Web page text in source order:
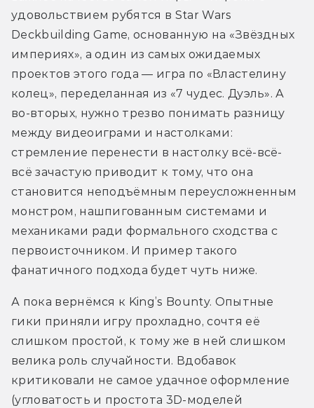
удовольствием рубятся в Star Wars
Deckbuilding Game, основанную на «Звёздных
империях», а один из самых ожидаемых
проектов этого года — игра по «Властелину
колец», переделанная из «7 чудес. Дуэль». А
во-вторых, нужно трезво понимать разницу
между видеоиграми и настолками:
стремление перенести в настолку всё-всё-
всё зачастую приводит к тому, что она
становится неподъёмным переусложненным
монстром, нашпигованным системами и
механиками ради формального сходства с
первоисточником. И пример такого
фанатичного подхода будет чуть ниже.
А пока вернёмся к King’s Bounty. Опытные
гики приняли игру прохладно, сочтя её
слишком простой, к тому же в ней слишком
велика роль случайности. Вдобавок
критиковали не самое удачное оформление
(угловатость и простота 3D-моделей